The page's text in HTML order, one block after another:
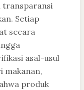
transparansi
Setiap
secara
asal-usul
makanan,
produk